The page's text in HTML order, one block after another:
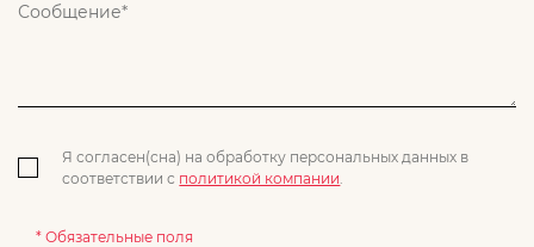
Я согласен(сна) на обработку персональных данных в
соответствии с политикой компании
* Обязательные поля